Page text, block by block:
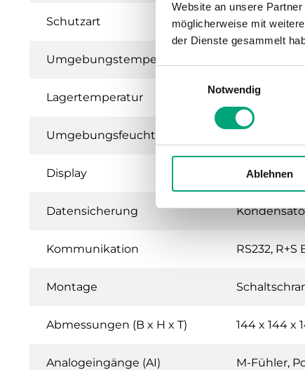
Website an unsere
möglicherweise mit
der Dienste gesammelt
Notwendig
Ablehnen
Schutzart IP20
Umgebungstemperatur
Lagertemperatur -20...+65°C
Umgebungsfeuchte
Display
Datensicherung
Kommunikation RS232, R+S
Montage
Abmessungen (B x H x T) 144 x 144 x
Analogeingänge (AI) M-Fühler,